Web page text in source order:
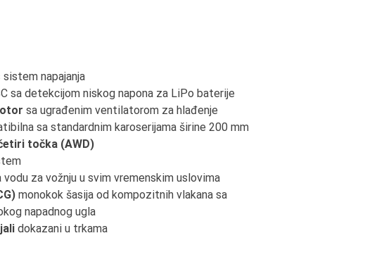
sistem napajanja
sa detekcijom niskog napona za LiPo baterije
sa ugrađenim ventilatorom za hlađenje
sa standardnim karoserijama širine 200 mm
točka (AWD)
za vožnju u svim vremenskim uslovima
monokok šasija od kompozitnih vlakana sa
napadnog ugla
dokazani u trkama